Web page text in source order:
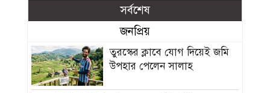
সর্বশেষ
জনপ্রিয়
তুরস্কের ক্লাবে যোগ দিয়েই জমি
উপহার পেলেন সালাহ